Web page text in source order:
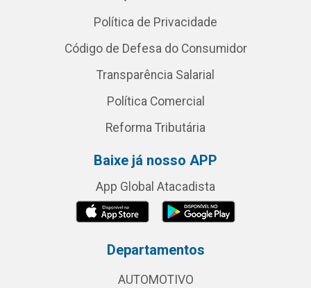
Política de Privacidade
Código de Defesa do Consumidor
Transparência Salarial
Política Comercial
Reforma Tributária
Baixe já nosso APP
App Global Atacadista
Departamentos
AUTOMOTIVO